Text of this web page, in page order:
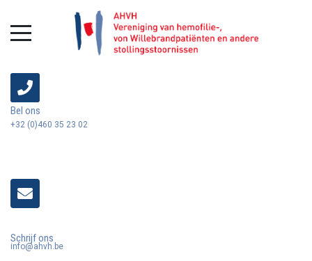
Bel ons
+32 (0)460 35 23 02
Schrijf ons
info@ahvh.be